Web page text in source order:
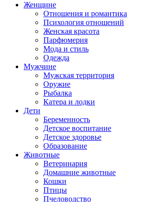
Женщине
Отношения и романтика
Психология отношений
Женская красота
Парфюмерия
Мода и стиль
Одежда
Мужчине
Мужская территория
Оружие
Рыбалка
Катера и лодки
Дети
Беременность
Детское воспитание
Детское здоровье
Образование
Животные
Ветеринария
Домашние животные
Кошки
Птицы
Пчеловодство